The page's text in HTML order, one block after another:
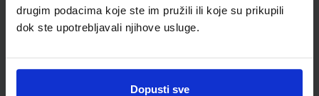
drugim podacima koje ste im pružili ili koje su prikupili
dok ste upotrebljavali njihove usluge.
Dopusti sve
Newsletter prijava
Prijavite se kako bi primali informacije o novim
proizvodima i uslugama, akcijama i drugim